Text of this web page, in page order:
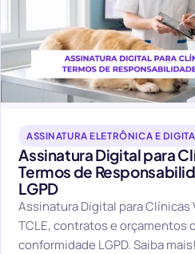
ASSINATURA ELETRÔNICA E
Assinatura Digital para
Termos de
LGPD
Assinatura Digital para
TCLE, contratos e orçamentos
conformidade LGPD. Saiba mais!